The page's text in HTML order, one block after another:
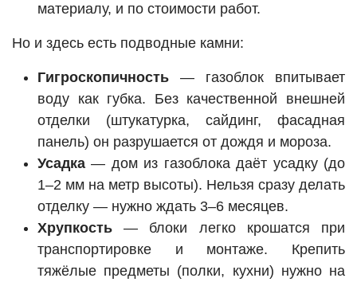
материалу, и по стоимости работ.
Но и здесь есть подводные камни:
Гигроскопичность — газоблок впитывает
воду как губка. Без качественной внешней
отделки (штукатурка, сайдинг, фасадная
панель) он разрушается от дождя и мороза.
Усадка — дом из газоблока даёт усадку (до
1–2 мм на метр высоты). Нельзя сразу делать
отделку — нужно ждать 3–6 месяцев.
Хрупкость — блоки легко крошатся при
транспортировке и монтаже. Крепить
тяжёлые предметы (полки, кухни) нужно на